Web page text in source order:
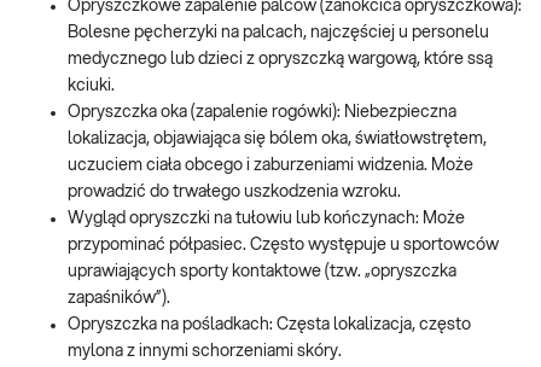
Opryszczkowe zapalenie palców (zanokcica opryszczkowa):
Bolesne pęcherzyki na palcach, najczęściej u personelu
medycznego lub dzieci z opryszczką wargową, które ssą
kciuki.
Opryszczka oka (zapalenie rogówki): Niebezpieczna
lokalizacja, objawiająca się bólem oka, światłowstrętem,
uczuciem ciała obcego i zaburzeniami widzenia. Może
prowadzić do trwałego uszkodzenia wzroku.
Wygląd opryszczki na tułowiu lub kończynach: Może
przypominać półpasiec. Często występuje u sportowców
uprawiających sporty kontaktowe (tzw. „opryszczka
zapaśników”).
Opryszczka na pośladkach: Częsta lokalizacja, często
mylona z innymi schorzeniami skóry.